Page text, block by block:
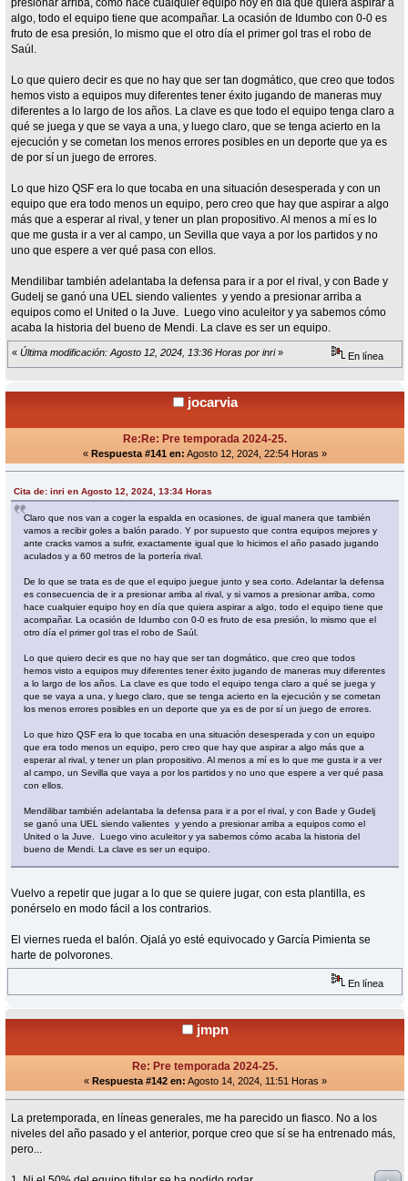
algo, todo el equipo tiene que acompañar. La ocasión de Idumbo con 0-0 es
fruto de esa presión, lo mismo que el otro día el primer gol tras el robo de
Saúl.
Lo que quiero decir es que no hay que ser tan dogmático, que creo que todos
hemos visto a equipos muy diferentes tener éxito jugando de maneras muy
diferentes a lo largo de los años. La clave es que todo el equipo tenga claro a
qué se juega y que se vaya a una, y luego claro, que se tenga acierto en la
ejecución y se cometan los menos errores posibles en un deporte que ya es
de por sí un juego de errores.
Lo que hizo QSF era lo que tocaba en una situación desesperada y con un
equipo que era todo menos un equipo, pero creo que hay que aspirar a algo
más que a esperar al rival, y tener un plan propositivo. Al menos a mí es lo
que me gusta ir a ver al campo, un Sevilla que vaya a por los partidos y no
uno que espere a ver qué pasa con ellos.
Mendilibar también adelantaba la defensa para ir a por el rival, y con Bade y
Gudelj se ganó una UEL siendo valientes y yendo a presionar arriba a
equipos como el United o la Juve. Luego vino aculeitor y ya sabemos cómo
acaba la historia del bueno de Mendi. La clave es ser un equipo.
« Última modificación: Agosto 12, 2024, 13:36 Horas por inri» En línea
jocarvia
Re:Re: Pre temporada 2024-25.
« Respuesta #141 en: Agosto 12, 2024, 22:54 Horas »
Cita de: inri en Agosto 12, 2024, 13:34 Horas
Claro que nos van a coger la espalda en ocasiones, de igual manera que también
vamos a recibir goles a balón parado. Y por supuesto que contra equipos mejores y
ante cracks vamos a sufrir, exactamente igual que lo hicimos el año pasado jugando
aculados y a 60 metros de la portería rival.
De lo que se trata es de que el equipo juegue junto y sea corto. Adelantar la defensa
es consecuencia de ir a presionar arriba al rival, y si vamos a presionar arriba, como
hace cualquier equipo hoy en día que quiera aspirar a algo, todo el equipo tiene que
acompañar. La ocasión de Idumbo con 0-0 es fruto de esa presión, lo mismo que el
otro día el primer gol tras el robo de Saúl.
Lo que quiero decir es que no hay que ser tan dogmático, que creo que todos
hemos visto a equipos muy diferentes tener éxito jugando de maneras muy diferentes
a lo largo de los años. La clave es que todo el equipo tenga claro a qué se juega y
que se vaya a una, y luego claro, que se tenga acierto en la ejecución y se cometan
los menos errores posibles en un deporte que ya es de por sí un juego de errores.
Lo que hizo QSF era lo que tocaba en una situación desesperada y con un equipo
que era todo menos un equipo, pero creo que hay que aspirar a algo más que a
esperar al rival, y tener un plan propositivo. Al menos a mí es lo que me gusta ir a ver
al campo, un Sevilla que vaya a por los partidos y no uno que espere a ver qué pasa
con ellos.
Mendilibar también adelantaba la defensa para ir a por el rival, y con Bade y Gudelj
se ganó una UEL siendo valientes y yendo a presionar arriba a equipos como el
United o la Juve. Luego vino aculeitor y ya sabemos cómo acaba la historia del
bueno de Mendi. La clave es ser un equipo.
Vuelvo a repetir que jugar a lo que se quiere jugar, con esta plantilla, es
ponérselo en modo fácil a los contrarios.
El viernes rueda el balón. Ojalá yo esté equivocado y García Pimienta se
harte de polvorones.
En línea
jmpn
Re: Pre temporada 2024-25.
« Respuesta #142 en: Agosto 14, 2024, 11:51 Horas »
La pretemporada, en líneas generales, me ha parecido un fiasco. No a los
niveles del año pasado y el anterior, porque creo que sí se ha entrenado más,
pero...